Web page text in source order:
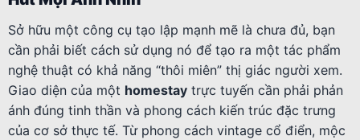
Sở hữu một công cụ tạo lập mạnh mẽ là chưa đủ, bạn
cần phải biết cách sử dụng nó để tạo ra một tác phẩm
nghệ thuật có khả năng “thôi miên” thị giác người xem.
Giao diện của một homestay trực tuyến cần phải phản
ánh đúng tinh thần và phong cách kiến trúc đặc trưng
của cơ sở thực tế. Từ phong cách vintage cổ điển, mộc